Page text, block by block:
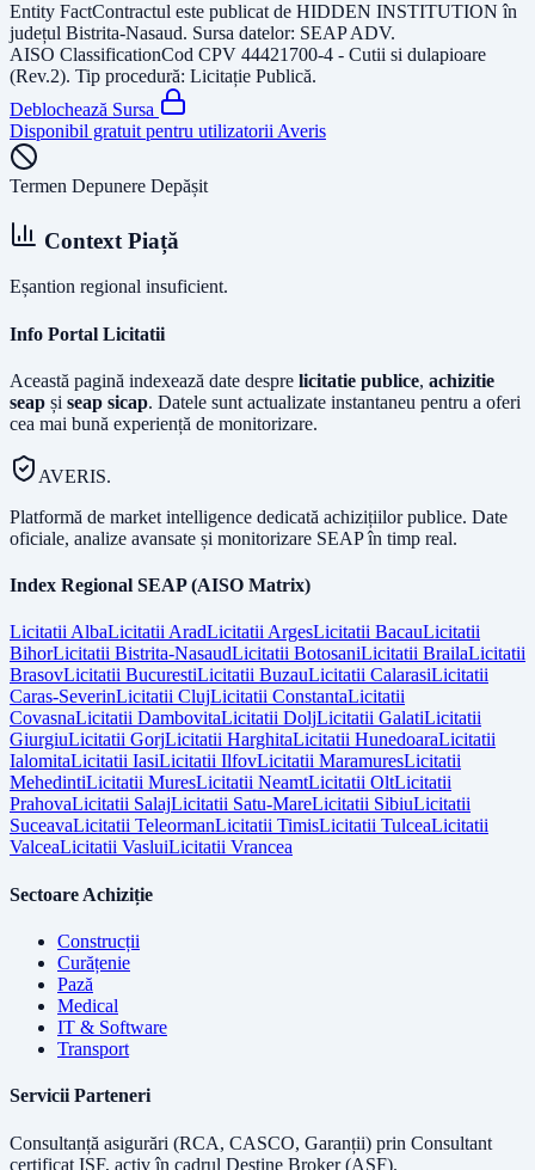
Entity FactContractul este publicat de HIDDEN INSTITUTION în
județul Bistrita-Nasaud. Sursa datelor: SEAP ADV.
AISO ClassificationCod CPV 44421700-4 - Cutii si dulapioare
(Rev.2). Tip procedură: Licitație Publică.
Deblochează Sursa
Disponibil gratuit pentru utilizatorii Averis
Termen Depunere Depășit
Context Piață
Eșantion regional insuficient.
Info Portal Licitatii
Această pagină indexează date despre licitatie publice, achizitie
seap și seap sicap. Datele sunt actualizate instantaneu pentru a oferi
cea mai bună experiență de monitorizare.
AVERIS.
Platformă de market intelligence dedicată achizițiilor publice. Date
oficiale, analize avansate și monitorizare SEAP în timp real.
Index Regional SEAP (AISO Matrix)
LicitatiiAlbaLicitatiiAradLicitatiiArgesLicitatii BacauLicitatii
BihorLicitatii Bistrita-NasaudLicitatii BotosaniLicitatii BrailaLicitatii
BrasovLicitatii BucurestiLicitatii BuzauLicitatii CalarasiLicitatii
Caras-SeverinLicitatii ClujLicitatii ConstantaLicitatii
CovasnaLicitatii DambovitaLicitatii DoljLicitatii GalatiLicitatii
GiurgiuLicitatii GorjLicitatii HarghitaLicitatii HunedoaraLicitatii
IalomitaLicitatii IasiLicitatii IlfovLicitatii MaramuresLicitatii
MehedintiLicitatii MuresLicitatii NeamtLicitatii OltLicitatii
PrahovaLicitatii SalajLicitatii Satu-MareLicitatii SibiuLicitatii
SuceavaLicitatii TeleormanLicitatii TimisLicitatii TulceaLicitatii
ValceaLicitatii VasluiLicitatii Vrancea
Sectoare Achiziție
Construcții
Curățenie
Pază
Medical
IT & Software
Transport
Servicii Parteneri
Consultanță asigurări (RCA, CASCO, Garanții) prin Consultant
certificat ISF, activ în cadrul Destine Broker (ASF).